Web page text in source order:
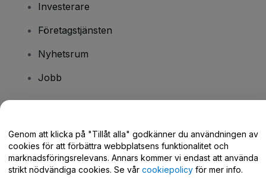
Investerare
Företagstjänsten
Nyhetsrum
Jobb
Hjälpcenter / Kontakta oss
Genom att klicka på "Tillåt alla" godkänner du användningen av
cookies för att förbättra webbplatsens funktionalitet och
marknadsföringsrelevans. Annars kommer vi endast att använda
strikt nödvändiga cookies. Se vår cookiepolicy för mer info.